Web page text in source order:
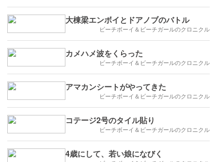
大棟梁エンボイとドアノブのバトル
ビーチボーイ＆ビーチガールのクロニクル
カメハメ波をくらった
ビーチボーイ＆ビーチガールのクロニクル
アマカンシートがやってきた
ビーチボーイ＆ビーチガールのクロニクル
コテージ2号のタイル貼り
ビーチボーイ＆ビーチガールのクロニクル
4歳にして、若い娘になびく